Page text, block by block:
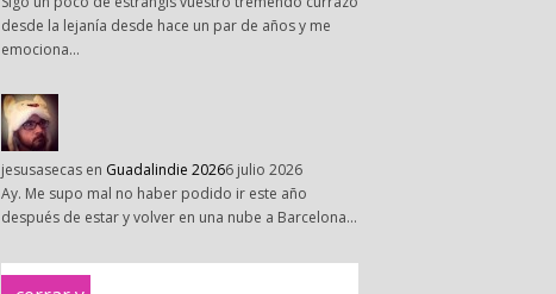
desde la lejanía desde hace un par de años y me
emociona…
jesusasecas en Guadalindie 20266 julio 2026
Ay. Me supo mal no haber podido ir este año
después de estar y volver en una nube a Barcelona…